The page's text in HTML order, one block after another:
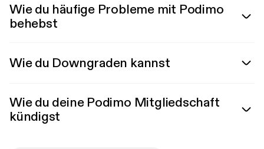
Wie du häufige Probleme mit Podimo
behebst
Wie du Downgraden kannst
Wie du deine Podimo Mitgliedschaft
kündigst